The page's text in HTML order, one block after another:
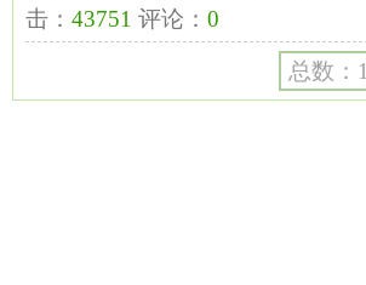
击： 43751 评论： 0
总数：1